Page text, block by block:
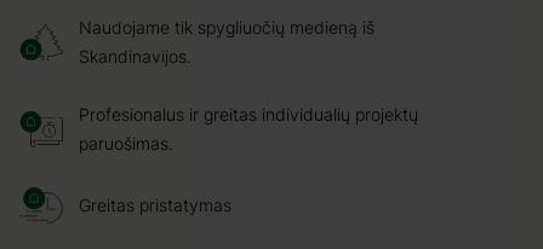
Naudojame tik spygliuočių medieną iš
Skandinavijos.
Profesionalus ir greitas individualių projektų
paruošimas.
Greitas pristatymas